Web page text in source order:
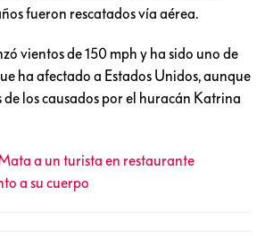
fueron rescatados vía aérea.
vientos de 150 mph y ha sido uno de
ha afectado a Estados Unidos, aunque
de los causados por el huracán Katrina
a un turista en restaurante
a su cuerpo